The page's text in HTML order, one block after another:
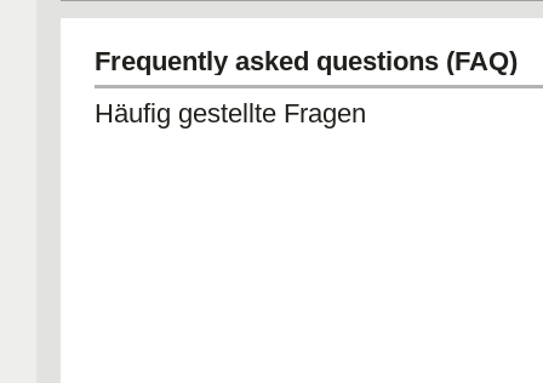
Frequently asked questions (FAQ)
Häufig gestellte Fragen